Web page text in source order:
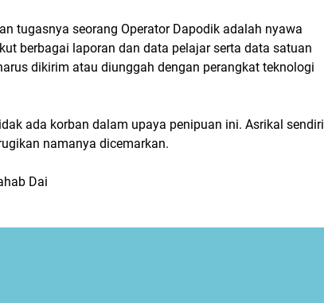
tugasnya seorang Operator Dapodik adalah nyawa
berbagai laporan dan data pelajar serta data satuan
dikirim atau diunggah dengan perangkat teknologi
ada korban dalam upaya penipuan ini. Asrikal sendiri
namanya dicemarkan.
Dai